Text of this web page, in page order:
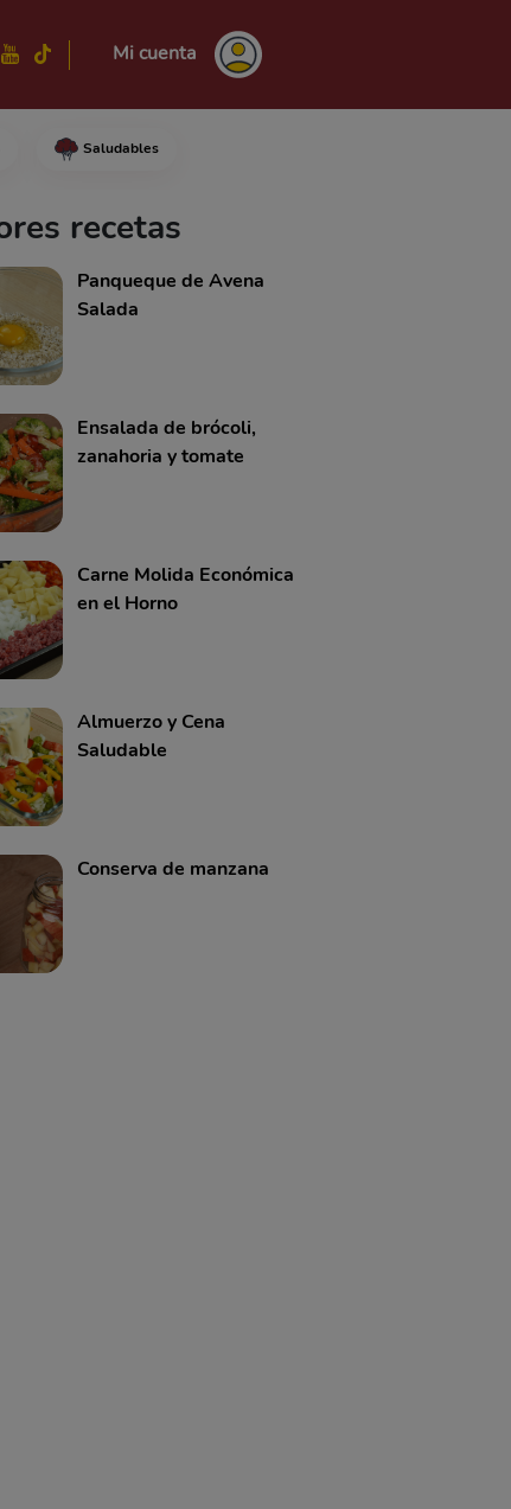
Mi cuenta
Saludables
de limón, la salsa de
recetas
Panqueque de Avena
Salada
Ensalada de brócoli,
zanahoria y tomate
Carne Molida Económica
en el Horno
Almuerzo y Cena
Saludable
Conserva de manzana